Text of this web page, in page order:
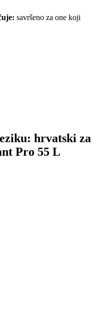
savršeno za one koji
hrvatski za
Pro 55 L